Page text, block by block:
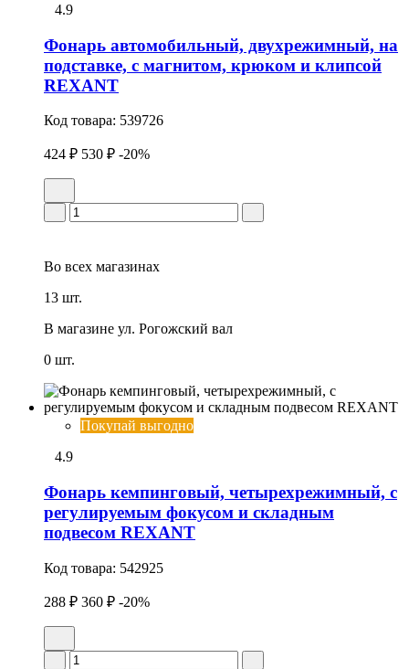
4.9
Фонарь автомобильный, двухрежимный, на
подставке, с магнитом, крюком и клипсой
REXANT
Код товара: 539726
424 ₽ 530 ₽ -20%
Во всех магазинах
13 шт.
В магазине ул. Рогожский вал
0 шт.
Покупай выгодно
4.9
Фонарь кемпинговый, четырехрежимный, с
регулируемым фокусом и складным
подвесом REXANT
Код товара: 542925
288 ₽ 360 ₽ -20%